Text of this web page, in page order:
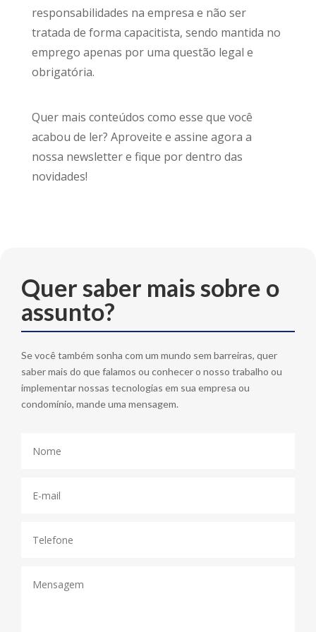
responsabilidades na empresa e não ser
tratada de forma capacitista, sendo mantida no
emprego apenas por uma questão legal e
obrigatória.
Quer mais conteúdos como esse que você
acabou de ler? Aproveite e assine agora a
nossa newsletter e fique por dentro das
novidades!
Quer saber mais sobre o
assunto?
Se você também sonha com um mundo sem barreiras, quer
saber mais do que falamos ou conhecer o nosso trabalho ou
implementar nossas tecnologias em sua empresa ou
condomínio, mande uma mensagem.